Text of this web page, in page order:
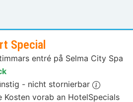
Special
entré på Selma City Spa
- nicht stornierbar
Kosten vorab an HotelSpecials